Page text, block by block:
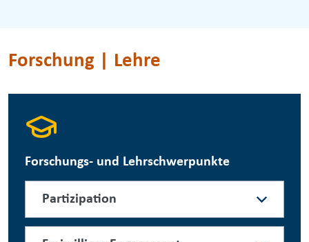
Forschung | Lehre
Forschungs- und Lehrschwerpunkte
Partizipation